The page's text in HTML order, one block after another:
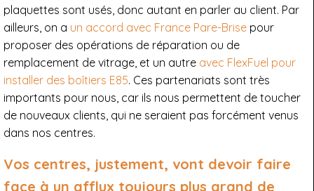
plaquettes sont usés, donc autant en parler au client. Par
ailleurs, on a un accord avec France Pare-Brise pour
proposer des opérations de réparation ou de
remplacement de vitrage, et un autre avec FlexFuel pour
installer des boîtiers E85. Ces partenariats sont très
importants pour nous, car ils nous permettent de toucher
de nouveaux clients, qui ne seraient pas forcément venus
dans nos centres.
Vos centres, justement, vont devoir faire
face à un afflux toujours plus grand de